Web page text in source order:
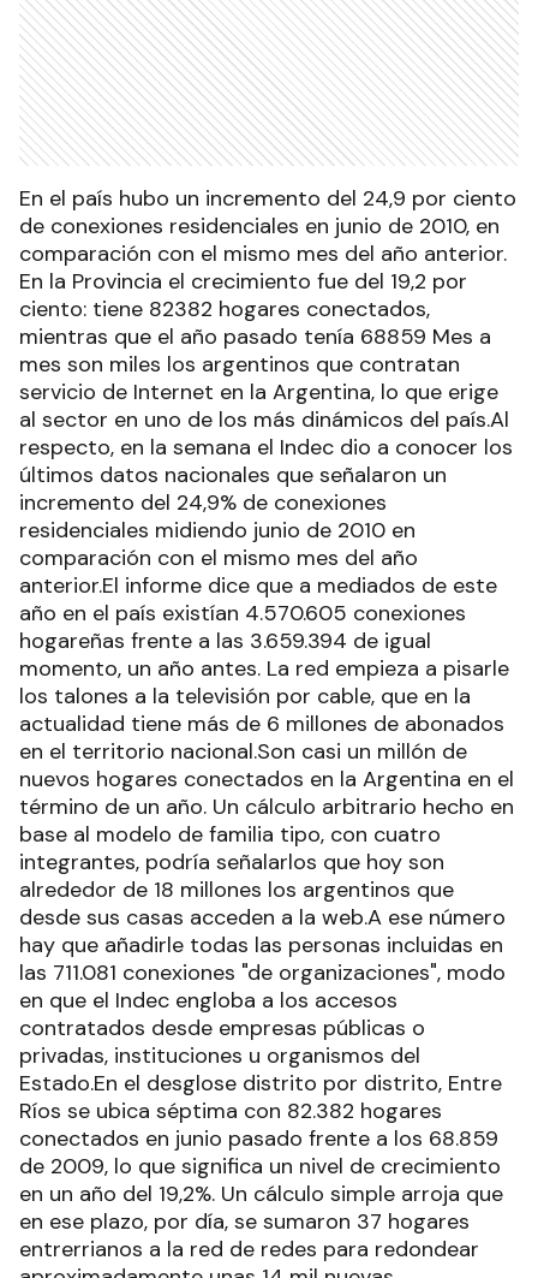
En el país hubo un incremento del 24,9 por ciento
de conexiones residenciales en junio de 2010, en
comparación con el mismo mes del año anterior.
En la Provincia el crecimiento fue del 19,2 por
ciento: tiene 82382 hogares conectados,
mientras que el año pasado tenía 68859 Mes a
mes son miles los argentinos que contratan
servicio de Internet en la Argentina, lo que erige
al sector en uno de los más dinámicos del país.Al
respecto, en la semana el Indec dio a conocer los
últimos datos nacionales que señalaron un
incremento del 24,9% de conexiones
residenciales midiendo junio de 2010 en
comparación con el mismo mes del año
anterior.El informe dice que a mediados de este
año en el país existían 4.570.605 conexiones
hogareñas frente a las 3.659.394 de igual
momento, un año antes. La red empieza a pisarle
los talones a la televisión por cable, que en la
actualidad tiene más de 6 millones de abonados
en el territorio nacional.Son casi un millón de
nuevos hogares conectados en la Argentina en el
término de un año. Un cálculo arbitrario hecho en
base al modelo de familia tipo, con cuatro
integrantes, podría señalarlos que hoy son
alrededor de 18 millones los argentinos que
desde sus casas acceden a la web.A ese número
hay que añadirle todas las personas incluidas en
las 711.081 conexiones "de organizaciones", modo
en que el Indec engloba a los accesos
contratados desde empresas públicas o
privadas, instituciones u organismos del
Estado.En el desglose distrito por distrito, Entre
Ríos se ubica séptima con 82.382 hogares
conectados en junio pasado frente a los 68.859
de 2009, lo que significa un nivel de crecimiento
en un año del 19,2%. Un cálculo simple arroja que
en ese plazo, por día, se sumaron 37 hogares
entrerrianos a la red de redes para redondear